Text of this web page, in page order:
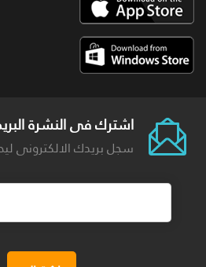
اشترك فى النشرة
سجل بريدك الالكترونى